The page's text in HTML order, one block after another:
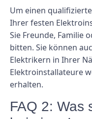
Um einen
Ihrer festen
Sie Freunde, Familie
bitten. Sie können
Elektrikern in Ihrer
Elektroinstallateure
erhalten.
FAQ 2: Was